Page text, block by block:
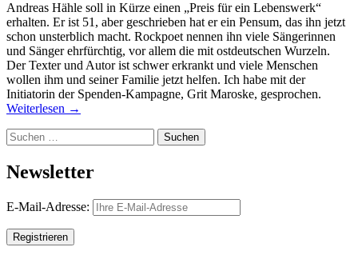
Andreas Hähle soll in Kürze einen „Preis für ein Lebenswerk“
erhalten. Er ist 51, aber geschrieben hat er ein Pensum, das ihn jetzt
schon unsterblich macht. Rockpoet nennen ihn viele Sängerinnen
und Sänger ehrfürchtig, vor allem die mit ostdeutschen Wurzeln.
Der Texter und Autor ist schwer erkrankt und viele Menschen
wollen ihm und seiner Familie jetzt helfen. Ich habe mit der
Initiatorin der Spenden-Kampagne, Grit Maroske, gesprochen.
Weiterlesen →
Suchen
nach:
Newsletter
E-Mail-Adresse: